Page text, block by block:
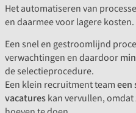
Het automatiseren van
en daarmee voor lagere
Een snel en gestroomlijnd
verwachtingen en daardoor
de selectieprocedure.
Een klein recruitment teameen
vacatureskan vervullen,